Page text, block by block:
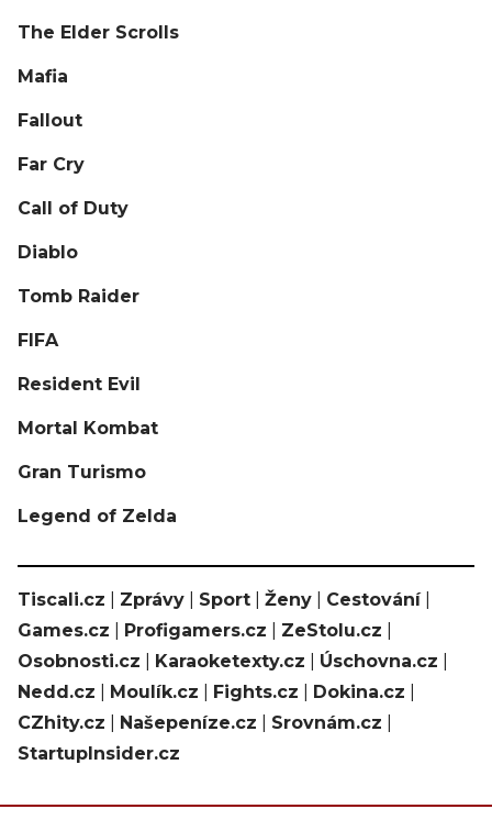
The Elder Scrolls
Mafia
Fallout
Far Cry
Call of Duty
Diablo
Tomb Raider
FIFA
Resident Evil
Mortal Kombat
Gran Turismo
Legend of Zelda
Tiscali.cz Zprávy Sport Ženy Cestování|
Games.cz
Profigamers.cz ZeStolu.cz
Osobnosti.cz
Karaoketexty.cz Úschovna.cz
Nedd.cz
Moulík.cz Fights.cz Dokina.cz
CZhity.cz
Našepeníze.cz Srovnám.cz
StartupInsider.cz